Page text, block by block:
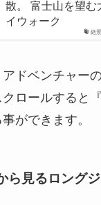
絶
散。 富士山を望む
イウォーク
アドベンチャー
ロールすると
ができます。
ら見るロング